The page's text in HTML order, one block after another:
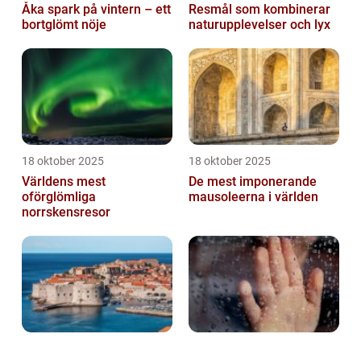
Åka spark på vintern – ett
bortglömt nöje
Resmål som kombinerar
naturupplevelser och lyx
18 oktober 2025
Världens mest
oförglömliga
norrskensresor
18 oktober 2025
De mest imponerande
mausoleerna i världen